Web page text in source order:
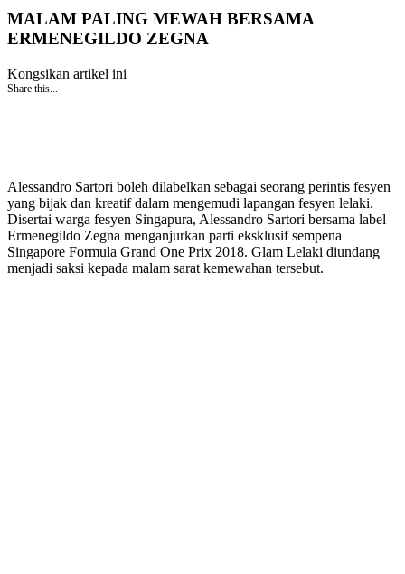
MALAM PALING MEWAH BERSAMA
ERMENEGILDO ZEGNA
Kongsikan artikel ini
Share this...
Alessandro Sartori boleh dilabelkan sebagai seorang perintis fesyen
yang bijak dan kreatif dalam mengemudi lapangan fesyen lelaki.
Disertai warga fesyen Singapura, Alessandro Sartori bersama label
Ermenegildo Zegna menganjurkan parti eksklusif sempena
Singapore Formula Grand One Prix 2018. Glam Lelaki diundang
menjadi saksi kepada malam sarat kemewahan tersebut.